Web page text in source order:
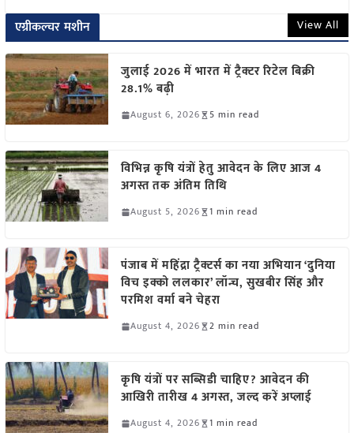
एग्रीकल्चर मशीन View All
जुलाई 2026 में भारत में ट्रैक्टर रिटेल बिक्री
28.1% बढ़ी
August 6, 2026 5 min read
विभिन्न कृषि यंत्रों हेतु आवेदन के लिए आज 4
अगस्त तक अंतिम तिथि
August 5, 2026 1 min read
पंजाब में महिंद्रा ट्रैक्टर्स का नया अभियान ‘दुनिया
विच इक्को ललकार’ लॉन्च, सुखबीर सिंह और
परमिश वर्मा बने चेहरा
August 4, 2026 2 min read
कृषि यंत्रों पर सब्सिडी चाहिए? आवेदन की
आखिरी तारीख 4 अगस्त, जल्द करें अप्लाई
August 4, 2026 1 min read